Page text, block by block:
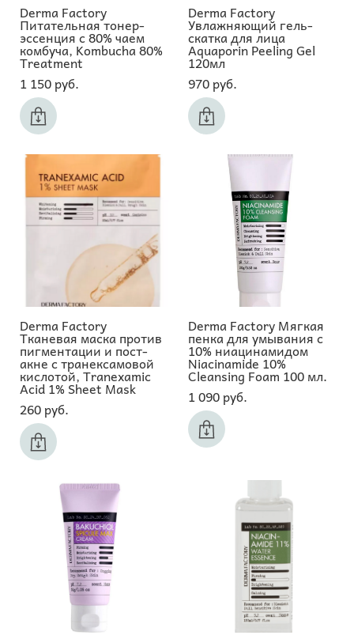
Derma Factory
Питательная тонер-
эссенция с 80% чаем
комбуча, Kombucha 80%
Treatment
1 150 pуб.
Derma Factory
Увлажняющий гель-
скатка для лица
Aquaporin Peeling Gel
120мл
970 pуб.
Derma Factory
Тканевая маска против
пигментации и пост-
акне с транексамовой
кислотой, Tranexamic
Acid 1% Sheet Mask
260 pуб.
Derma Factory Мягкая
пенка для умывания с
10% ниацинамидом
Niacinamide 10%
Cleansing Foam 100 мл.
1 090 pуб.